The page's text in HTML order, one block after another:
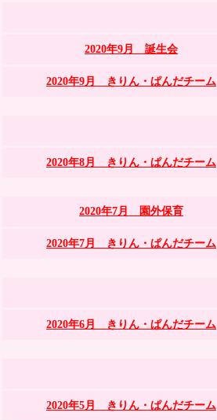
2020年9月 誕生会
2020年9月 きりん・ぱんだチーム
2020年8月 きりん・ぱんだチーム
2020年7月 園外保育
2020年7月 きりん・ぱんだチーム
2020年6月 きりん・ぱんだチーム
2020年5月 きりん・ぱんだチーム